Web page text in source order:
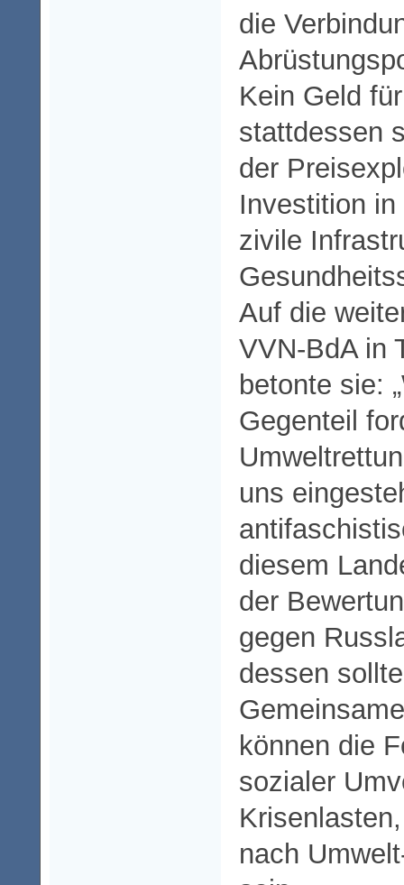
die
Kein Geld
stattdessen
der
Investition
zivile
Auf die
VVN-BdA in
betonte sie:
Gegenteil
uns
diesem
der
gegen
dessen
können die
sozialer
nach